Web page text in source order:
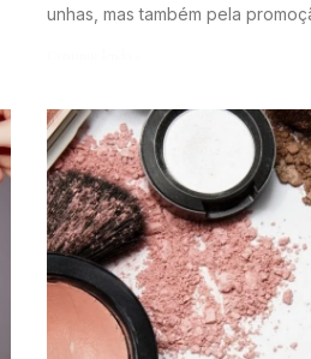
unhas, mas também pela